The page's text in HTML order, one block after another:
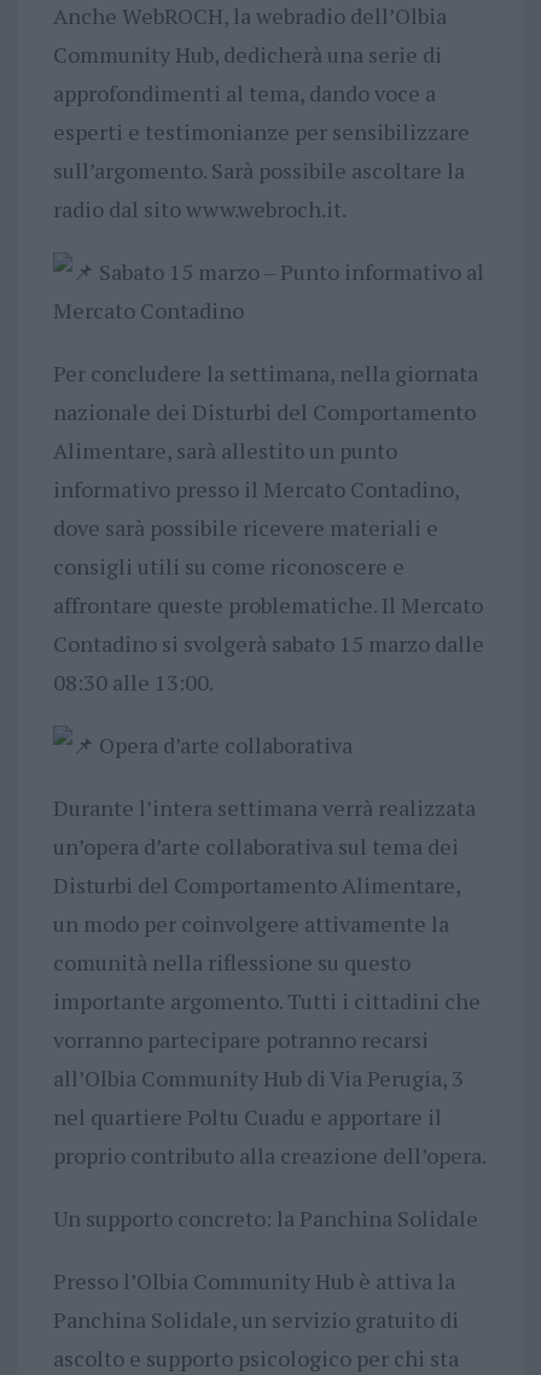
Anche WebROCH, la webradio dell’Olbia
Community Hub, dedicherà una serie di
approfondimenti al tema, dando voce a
esperti e testimonianze per sensibilizzare
sull’argomento. Sarà possibile ascoltare la
radio dal sito www.webroch.it.
Sabato 15 marzo – Punto informativo al
Mercato Contadino
Per concludere la settimana, nella giornata
nazionale dei Disturbi del Comportamento
Alimentare, sarà allestito un punto
informativo presso il Mercato Contadino,
dove sarà possibile ricevere materiali e
consigli utili su come riconoscere e
affrontare queste problematiche. Il Mercato
Contadino si svolgerà sabato 15 marzo dalle
08:30 alle 13:00.
Opera d’arte collaborativa
Durante l’intera settimana verrà realizzata
un’opera d’arte collaborativa sul tema dei
Disturbi del Comportamento Alimentare,
un modo per coinvolgere attivamente la
comunità nella riflessione su questo
importante argomento. Tutti i cittadini che
vorranno partecipare potranno recarsi
all’Olbia Community Hub di Via Perugia, 3
nel quartiere Poltu Cuadu e apportare il
proprio contributo alla creazione dell’opera.
Un supporto concreto: la Panchina Solidale
Presso l’Olbia Community Hub è attiva la
Panchina Solidale, un servizio gratuito di
ascolto e supporto psicologico per chi sta